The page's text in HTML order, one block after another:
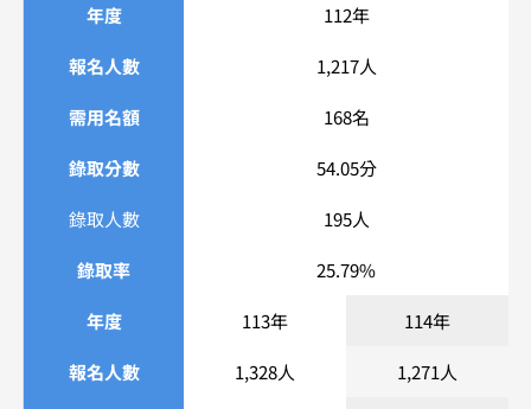
年度 112年
報名人數 1,217人
需用名額 168名
錄取分數 54.05分
錄取人數 195人
錄取率 25.79%
年度 113年 114年
報名人數 1,328人 1,271人